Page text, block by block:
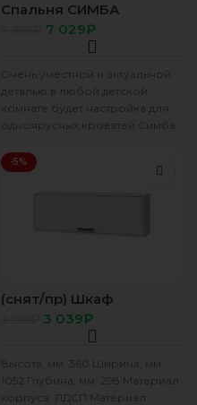
Спальня СИМБА
надстройка для
односпальной кровати
(1,942х0,478х0,266)
ГЛЯНЕЦ/корпус
7 029₽
Очень уместной и актуальной
деталью в любой детской
комнате будет настройка для
одноярусных кроватей Симба.
высококачественных и
добротных
-5%
(снят/пр) Шкаф
настенный (1050) с 1 дв.
Лило/Стич ясень анкор
3 039₽
Высота, мм: 360 Ширина, мм:
1052 Глубина, мм: 298 Материал
корпуса: ЛДСП Материал